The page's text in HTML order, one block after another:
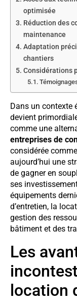
optimisée
Réduction des
maintenance
Adaptation
chantiers
Considérations
Dans un contexte
devient
comme une
entreprises de
considérée
aujourd’hui une
de gagner en
ses
équipements
d’entretien, la
gestion des
bâtiment et des
Les
location